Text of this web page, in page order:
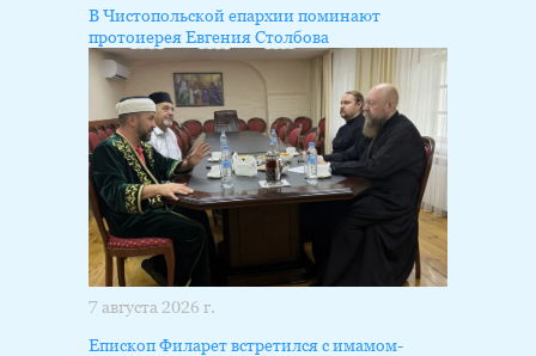
В Чистопольской епархии поминают
протоиерея Евгения Столбова
7 августа 2026 г.
Епископ Филарет встретился с имамом-